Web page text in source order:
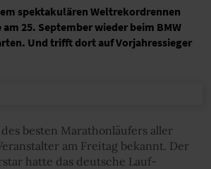
spektakulären Weltrekordrennen
25. September wieder beim BMW
Und trifft dort auf Vorjahressieger
besten Marathonläufers aller
am Freitag bekannt. Der
hatte das deutsche Lauf-